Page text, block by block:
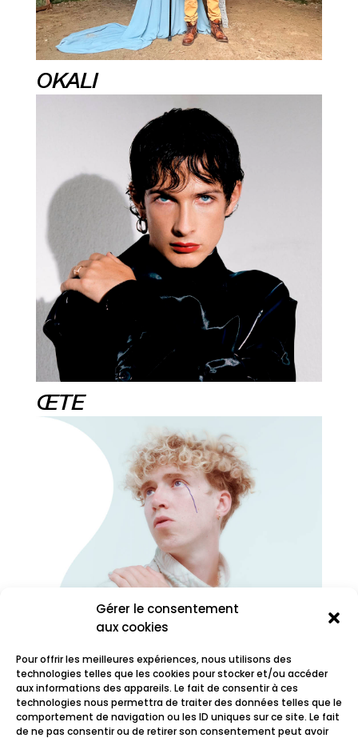
Gérer le consentement
aux cookies
Pour offrir les meilleures expériences, nous utilisons des
technologies telles que les cookies pour stocker et/ou accéder
aux informations des appareils. Le fait de consentir à ces
technologies nous permettra de traiter des données telles que le
comportement de navigation ou les ID uniques sur ce site. Le fait
de ne pas consentir ou de retirer son consentement peut avoir
OKALI
ŒTE
Oscar les vacances